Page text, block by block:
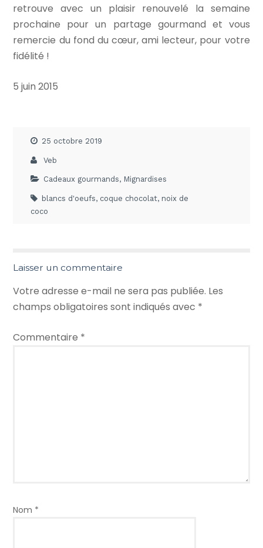
retrouve avec un plaisir renouvelé la semaine
prochaine pour un partage gourmand et vous
remercie du fond du cœur, ami lecteur, pour votre
fidélité !
5 juin 2015
25 octobre 2019
Veb
Cadeaux gourmands, Mignardises
blancs d'oeufs, coque chocolat, noix de
coco
Laisser un commentaire
Votre adresse e-mail ne sera pas publiée. Les
champs obligatoires sont indiqués avec *
Commentaire *
Nom *